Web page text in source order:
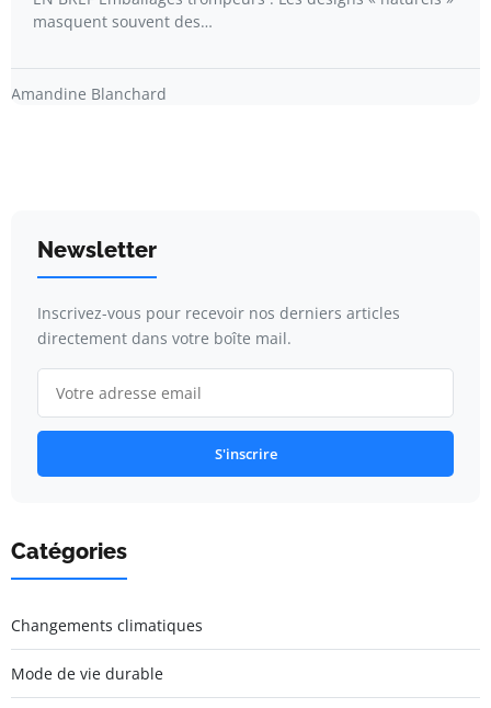
masquent souvent des…
Amandine Blanchard
Newsletter
Inscrivez-vous pour recevoir nos derniers articles
directement dans votre boîte mail.
S'inscrire
Catégories
Changements climatiques
Mode de vie durable